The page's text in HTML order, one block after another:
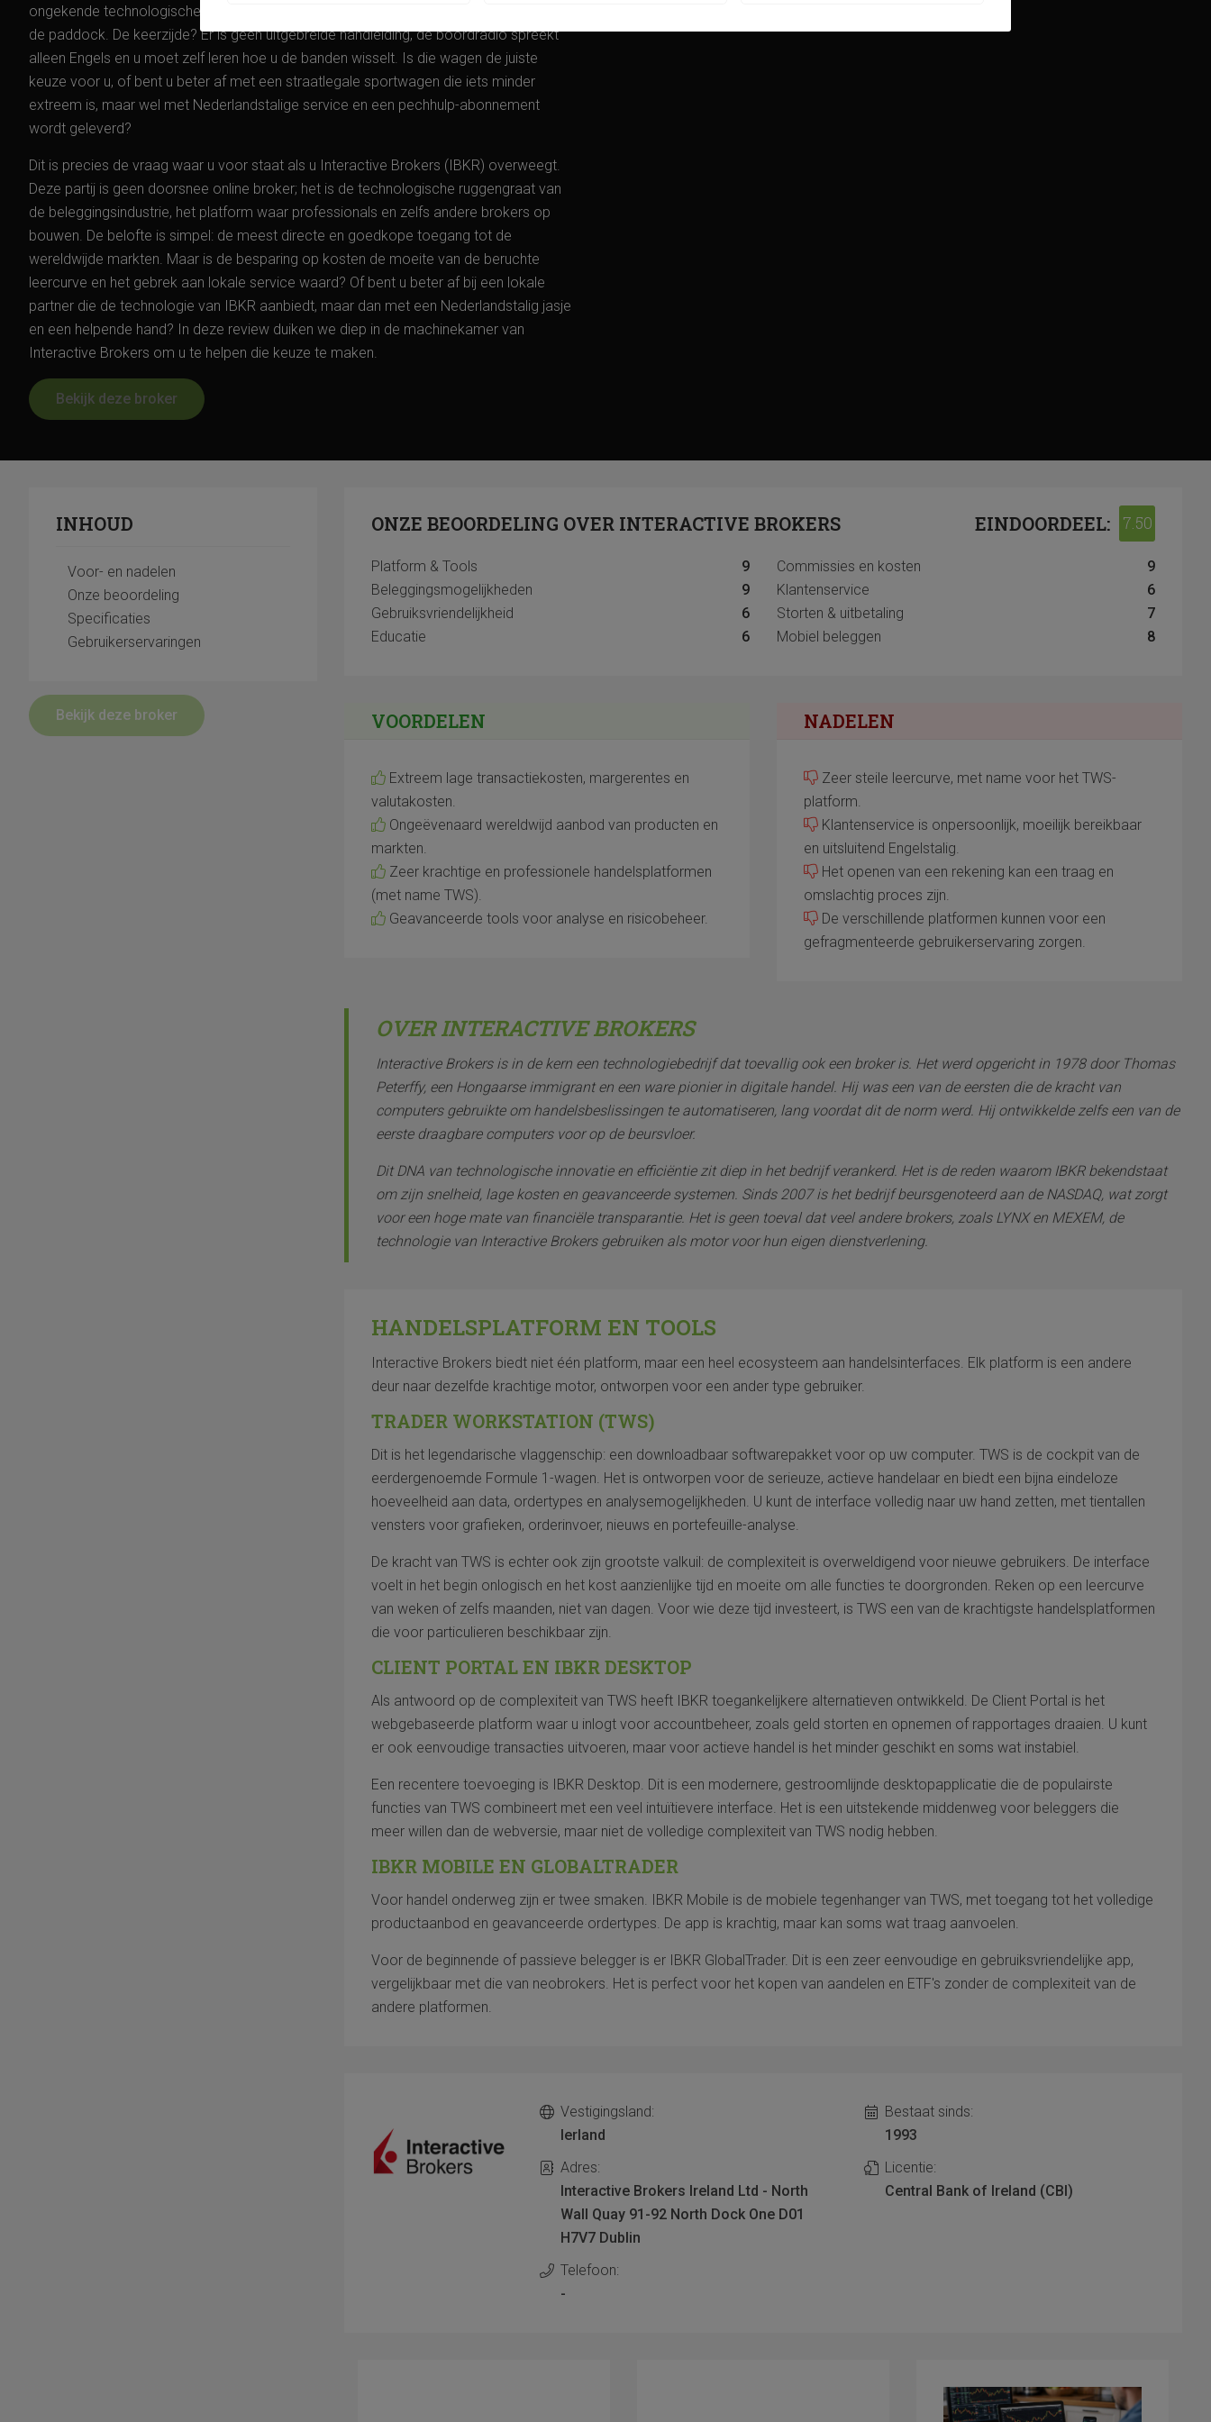
ongekende technologische kracht, pure snelheid en de laagste operationele kosten in
de paddock. De keerzijde? Er is geen uitgebreide handleiding, de boordradio spreekt
alleen Engels en u moet zelf leren hoe u de banden wisselt. Is die wagen de juiste
keuze voor u, of bent u beter af met een straatlegale sportwagen die iets minder
extreem is, maar wel met Nederlandstalige service en een pechhulp-abonnement
wordt geleverd?
Dit is precies de vraag waar u voor staat als u Interactive Brokers (IBKR) overweegt.
Deze partij is geen doorsnee online broker; het is de technologische ruggengraat van
de beleggingsindustrie, het platform waar professionals en zelfs andere brokers op
bouwen. De belofte is simpel: de meest directe en goedkope toegang tot de
wereldwijde markten. Maar is de besparing op kosten de moeite van de beruchte
leercurve en het gebrek aan lokale service waard? Of bent u beter af bij een lokale
partner die de technologie van IBKR aanbiedt, maar dan met een Nederlandstalig jasje
en een helpende hand? In deze review duiken we diep in de machinekamer van
Interactive Brokers om u te helpen die keuze te maken.
Bekijk deze broker
INHOUD
Voor- en nadelen
Onze beoordeling
Specificaties
Gebruikerservaringen
Bekijk deze broker
ONZE BEOORDELING OVER INTERACTIVE BROKERS EINDOORDEEL: 7.50
Platform & Tools 9 Commissies en kosten
9
Beleggingsmogelijkheden
9 Klantenservice
6
Gebruiksvriendelijkheid
6 Storten & uitbetaling
7
Educatie
6 Mobiel beleggen 8
VOORDELEN
Extreem lage transactiekosten, margerentes en
valutakosten.
Ongeëvenaard wereldwijd aanbod van producten en
markten.
Zeer krachtige en professionele handelsplatformen
(met name TWS).
Geavanceerde tools voor analyse en risicobeheer.
NADELEN
Zeer steile leercurve, met name voor het TWS-
platform.
Klantenservice is onpersoonlijk, moeilijk bereikbaar
en uitsluitend Engelstalig.
Het openen van een rekening kan een traag en
omslachtig proces zijn.
De verschillende platformen kunnen voor een
gefragmenteerde gebruikerservaring zorgen.
OVER INTERACTIVE BROKERS
Interactive Brokers is in de kern een technologiebedrijf dat toevallig ook een broker is. Het werd opgericht in 1978 door Thomas
Peterffy, een Hongaarse immigrant en een ware pionier in digitale handel. Hij was een van de eersten die de kracht van
computers gebruikte om handelsbeslissingen te automatiseren, lang voordat dit de norm werd. Hij ontwikkelde zelfs een van de
eerste draagbare computers voor op de beursvloer.
Dit DNA van technologische innovatie en efficiëntie zit diep in het bedrijf verankerd. Het is de reden waarom IBKR bekendstaat
om zijn snelheid, lage kosten en geavanceerde systemen. Sinds 2007 is het bedrijf beursgenoteerd aan de NASDAQ, wat zorgt
voor een hoge mate van financiële transparantie. Het is geen toeval dat veel andere brokers, zoals LYNX en MEXEM, de
technologie van Interactive Brokers gebruiken als motor voor hun eigen dienstverlening.
HANDELSPLATFORM EN TOOLS
Interactive Brokers biedt niet één platform, maar een heel ecosysteem aan handelsinterfaces. Elk platform is een andere
deur naar dezelfde krachtige motor, ontworpen voor een ander type gebruiker.
TRADER WORKSTATION (TWS)
Dit is het legendarische vlaggenschip: een downloadbaar softwarepakket voor op uw computer. TWS is de cockpit van de
eerdergenoemde Formule 1-wagen. Het is ontworpen voor de serieuze, actieve handelaar en biedt een bijna eindeloze
hoeveelheid aan data, ordertypes en analysemogelijkheden. U kunt de interface volledig naar uw hand zetten, met tientallen
vensters voor grafieken, orderinvoer, nieuws en portefeuille-analyse.
De kracht van TWS is echter ook zijn grootste valkuil: de complexiteit is overweldigend voor nieuwe gebruikers. De interface
voelt in het begin onlogisch en het kost aanzienlijke tijd en moeite om alle functies te doorgronden. Reken op een leercurve
van weken of zelfs maanden, niet van dagen. Voor wie deze tijd investeert, is TWS een van de krachtigste handelsplatformen
die voor particulieren beschikbaar zijn.
CLIENT PORTAL EN IBKR DESKTOP
Als antwoord op de complexiteit van TWS heeft IBKR toegankelijkere alternatieven ontwikkeld. De Client Portal is het
webgebaseerde platform waar u inlogt voor accountbeheer, zoals geld storten en opnemen of rapportages draaien. U kunt
er ook eenvoudige transacties uitvoeren, maar voor actieve handel is het minder geschikt en soms wat instabiel.
Een recentere toevoeging is IBKR Desktop. Dit is een modernere, gestroomlijnde desktopapplicatie die de populairste
functies van TWS combineert met een veel intuïtievere interface. Het is een uitstekende middenweg voor beleggers die
meer willen dan de webversie, maar niet de volledige complexiteit van TWS nodig hebben.
IBKR MOBILE EN GLOBALTRADER
Voor handel onderweg zijn er twee smaken. IBKR Mobile is de mobiele tegenhanger van TWS, met toegang tot het volledige
productaanbod en geavanceerde ordertypes. De app is krachtig, maar kan soms wat traag aanvoelen.
Voor de beginnende of passieve belegger is er IBKR GlobalTrader. Dit is een zeer eenvoudige en gebruiksvriendelijke app,
vergelijkbaar met die van neobrokers. Het is perfect voor het kopen van aandelen en ETF's zonder de complexiteit van de
andere platformen.
Vestigingsland:
Ierland
Adres:
Interactive Brokers Ireland Ltd - North
Wall Quay 91-92 North Dock One D01
H7V7 Dublin
Telefoon:
-
Bestaat sinds:
1993
Licentie:
Central Bank of Ireland (CBI)